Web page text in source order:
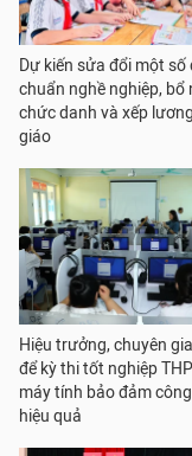
Dự kiến sửa đổi một số
chuẩn nghề nghiệp, bổ
chức danh và xếp
giáo
Hiệu trưởng, chuyên
để kỳ thi tốt nghiệp
máy tính bảo đảm
hiệu quả